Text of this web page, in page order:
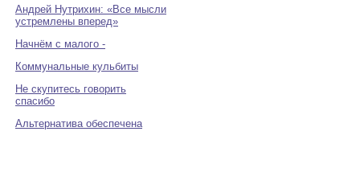
Андрей Нутрихин: «Все мысли
устремлены вперед»
Начнём с малого -
Коммунальные кульбиты
Не скупитесь говорить
спасибо
Альтернатива обеспечена